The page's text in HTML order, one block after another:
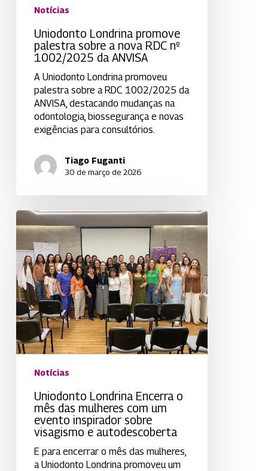
Notícias
Uniodonto Londrina promove
palestra sobre a nova RDC nº
1002/2025 da ANVISA
A Uniodonto Londrina promoveu
palestra sobre a RDC 1002/2025 da
ANVISA, destacando mudanças na
odontologia, biossegurança e novas
exigências para consultórios.
Tiago Fuganti
30 de março de 2026
Uniodonto
Londrina
Encerra
o
mês
das
mulheres
com
um
evento
inspirador
visagismo
autodescoberta
Notícias
Uniodonto Londrina Encerra o
mês das mulheres com um
evento inspirador sobre
visagismo e autodescoberta
E para encerrar o mês das mulheres,
a Uniodonto Londrina promoveu um